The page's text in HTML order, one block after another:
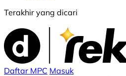
Terakhir yang dicari
Daftar MPC Masuk